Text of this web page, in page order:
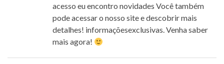
acesso eu encontro novidades Você também
pode acessar o nosso site e descobrir mais
detalhes! informaçõesexclusivas. Venha saber
mais agora!